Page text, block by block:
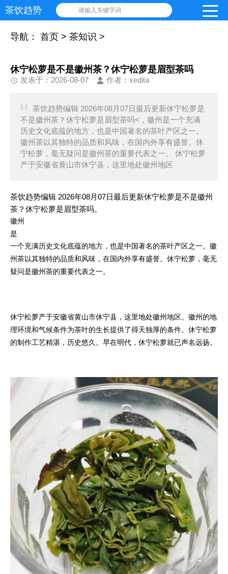
茶饮趋势 请输入关键字词
导航： 首页 > 茶知识 >
休宁松萝是不是徽州茶？休宁松萝是眉型茶吗
发表于：2026-08-07 作者：xedita
茶饮趋势编辑 2026年08月07日最后更新休宁松萝是
不是徽州茶？休宁松萝是眉型茶吗<，徽州是一个充满
历史文化底蕴的地方，也是中国著名的茶叶产区之一。
徽州茶以其独特的品质和风味，在国内外享有盛誉。休
宁松萝，毫无疑问是徽州茶的重要代表之一。 休宁松萝
产于安徽省黄山市休宁县，这里地处徽州地区
茶饮趋势编辑 2026年08月07日最后更新休宁松萝是不是徽州
茶？休宁松萝是眉型茶吗。
徽州
是
一个充满历史文化底蕴的地方，也是中国著名的茶叶产区之一。徽
州茶以其独特的品质和风味，在国内外享有盛誉。休宁松萝，毫无
疑问是徽州茶的重要代表之一。
休宁松萝产于安徽省黄山市休宁县，这里地处徽州地区。徽州的地
理环境和气候条件为茶叶的生长提供了得天独厚的条件。休宁松萝
的制作工艺精湛，历史悠久。早在明代，休宁松萝就已声名远扬。